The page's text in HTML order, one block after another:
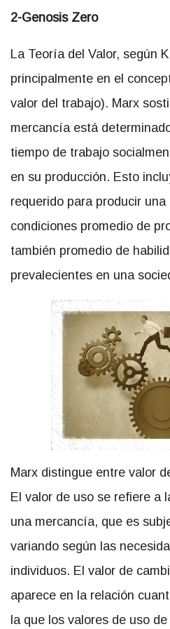
2-Genosis Zero
La Teoría del Valor, según
principalmente en el
valor del trabajo). Marx
mercancía está
tiempo de trabajo
en su producción. Esto
requerido para producir
condiciones promedio de
también promedio de
prevalecientes en una
Marx distingue entre valor
El valor de uso se refiere a
una mercancía, que es
variando según las
individuos. El valor de
aparece en la relación
la que los valores de uso